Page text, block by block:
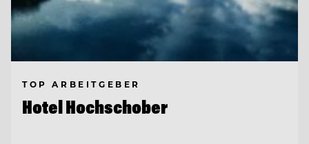
TOP ARBEITGEBER
Hotel Hochschober